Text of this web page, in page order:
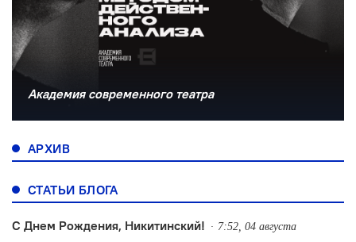
Академия современного театра
АРХИВ
СТАТЬИ БЛОГА
С Днем Рождения, Никитинский! 7:52, 04 августа